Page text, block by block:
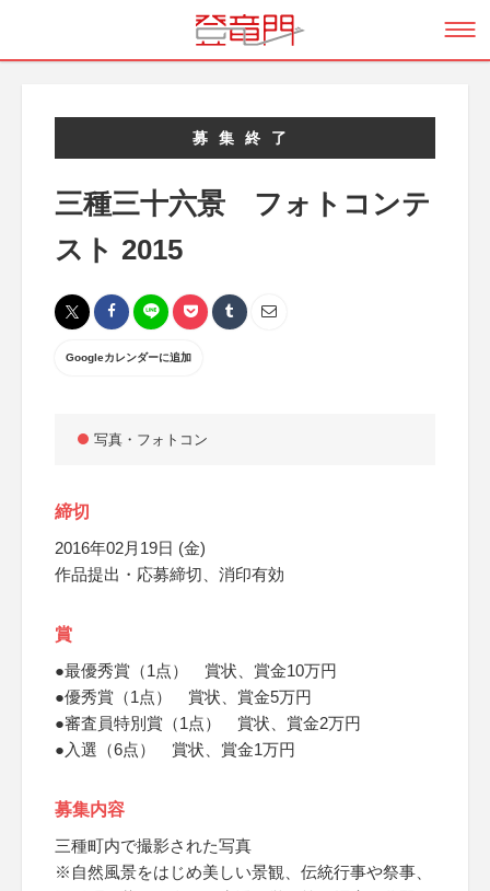
募集終了
三種三十六景 フォトコンテ
スト 2015
Googleカレンダーに追加
写真・フォトコン
締切
2016年02月19日 (金)
作品提出・応募締切、消印有効
賞
●最優秀賞（1点） 賞状、賞金10万円
●優秀賞（1点） 賞状、賞金5万円
●審査員特別賞（1点） 賞状、賞金2万円
●入選（6点） 賞状、賞金1万円
募集内容
三種町内で撮影された写真
※自然風景をはじめ美しい景観、伝統行事や祭事、